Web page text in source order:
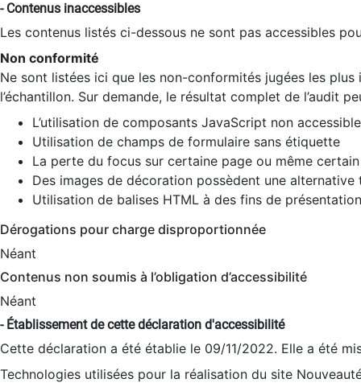
- Contenus inaccessibles
Les contenus listés ci-dessous ne sont pas accessibles
Non conformité
Ne sont listées ici que les non-conformités jugées les
l’échantillon. Sur demande, le résultat complet de l’audit
L’utilisation de composants JavaScript non
Utilisation de champs de formulaire sans étiquette
La perte du focus sur certaine page ou même
Des images de décoration possèdent une alternative
Utilisation de balises HTML à des fins de
Dérogations pour charge disproportionnée
Néant
Contenus non soumis à l’obligation d’accessibilité
Néant
- Établissement de cette déclaration d'accessibilité
Cette déclaration a été établie le 09/11/2022. Elle a été
Technologies utilisées pour la réalisation du site